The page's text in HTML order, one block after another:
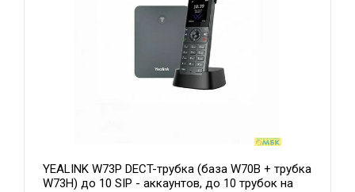
YEALINK W73P DECT-трубка (база W70B + трубка
W73H) до 10 SIP - аккаунтов, до 10 трубок на